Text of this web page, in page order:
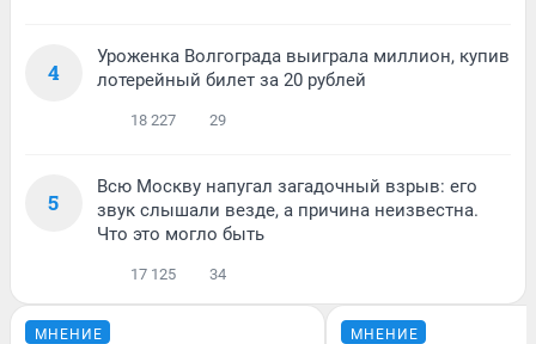
4
Уроженка Волгограда выиграла миллион, купив
лотерейный билет за 20 рублей
18 227 29
5
Всю Москву напугал загадочный взрыв: его
звук слышали везде, а причина неизвестна.
Что это могло быть
17 125 34
МНЕНИЕ МНЕНИЕ